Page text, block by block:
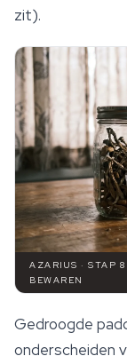
zit).
AZARIUS · STAP
BEWAREN
Gedroogde
onderscheiden